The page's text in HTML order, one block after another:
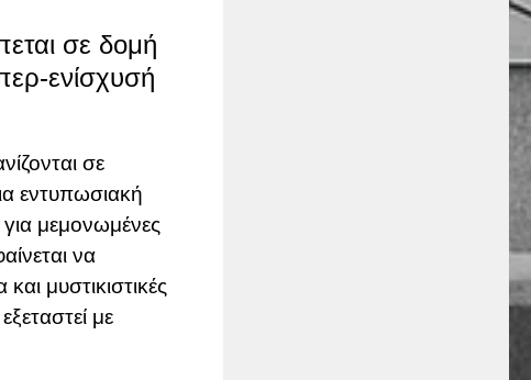
σε δομή
ενίσχυσή
σε
εντυπωσιακή
μεμονωμένες
να
μυστικιστικές
με